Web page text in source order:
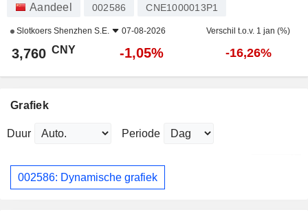
Aandeel 002586 CNE1000013P1
Slotkoers Shenzhen S.E. 07-08-2026 Verschil t.o.v. 1 jan (%)
3,760 CNY -1,05% -16,26%
Grafiek
Duur Periode
002586: Dynamische grafiek